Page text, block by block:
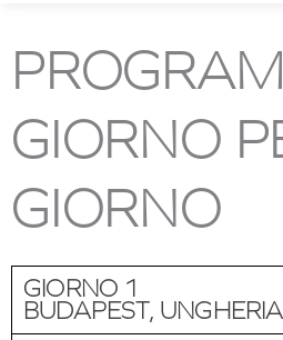
GIORNO
GIORNO
GIORNO 1
BUDAPEST,